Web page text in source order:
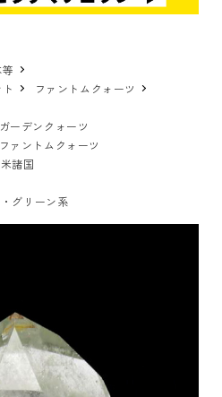
ファントムクォーツ
ガーデンクォーツ
ファントムクォーツ
諸国
グリーン系